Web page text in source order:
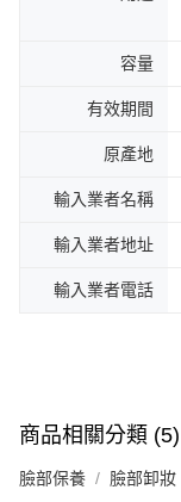
容量
有效期間
原產地
輸入業者名稱
輸入業者地址
輸入業者電話
商品相關分類 (5)
臉部保養 臉部卸妝